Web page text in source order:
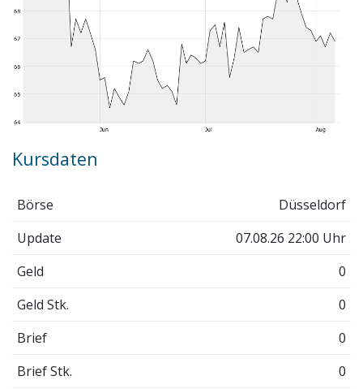
Kursdaten
Börse
Düsseldorf
Update
07.08.26 22:00 Uhr
Geld
0
Geld Stk.
0
Brief
0
Brief Stk.
0